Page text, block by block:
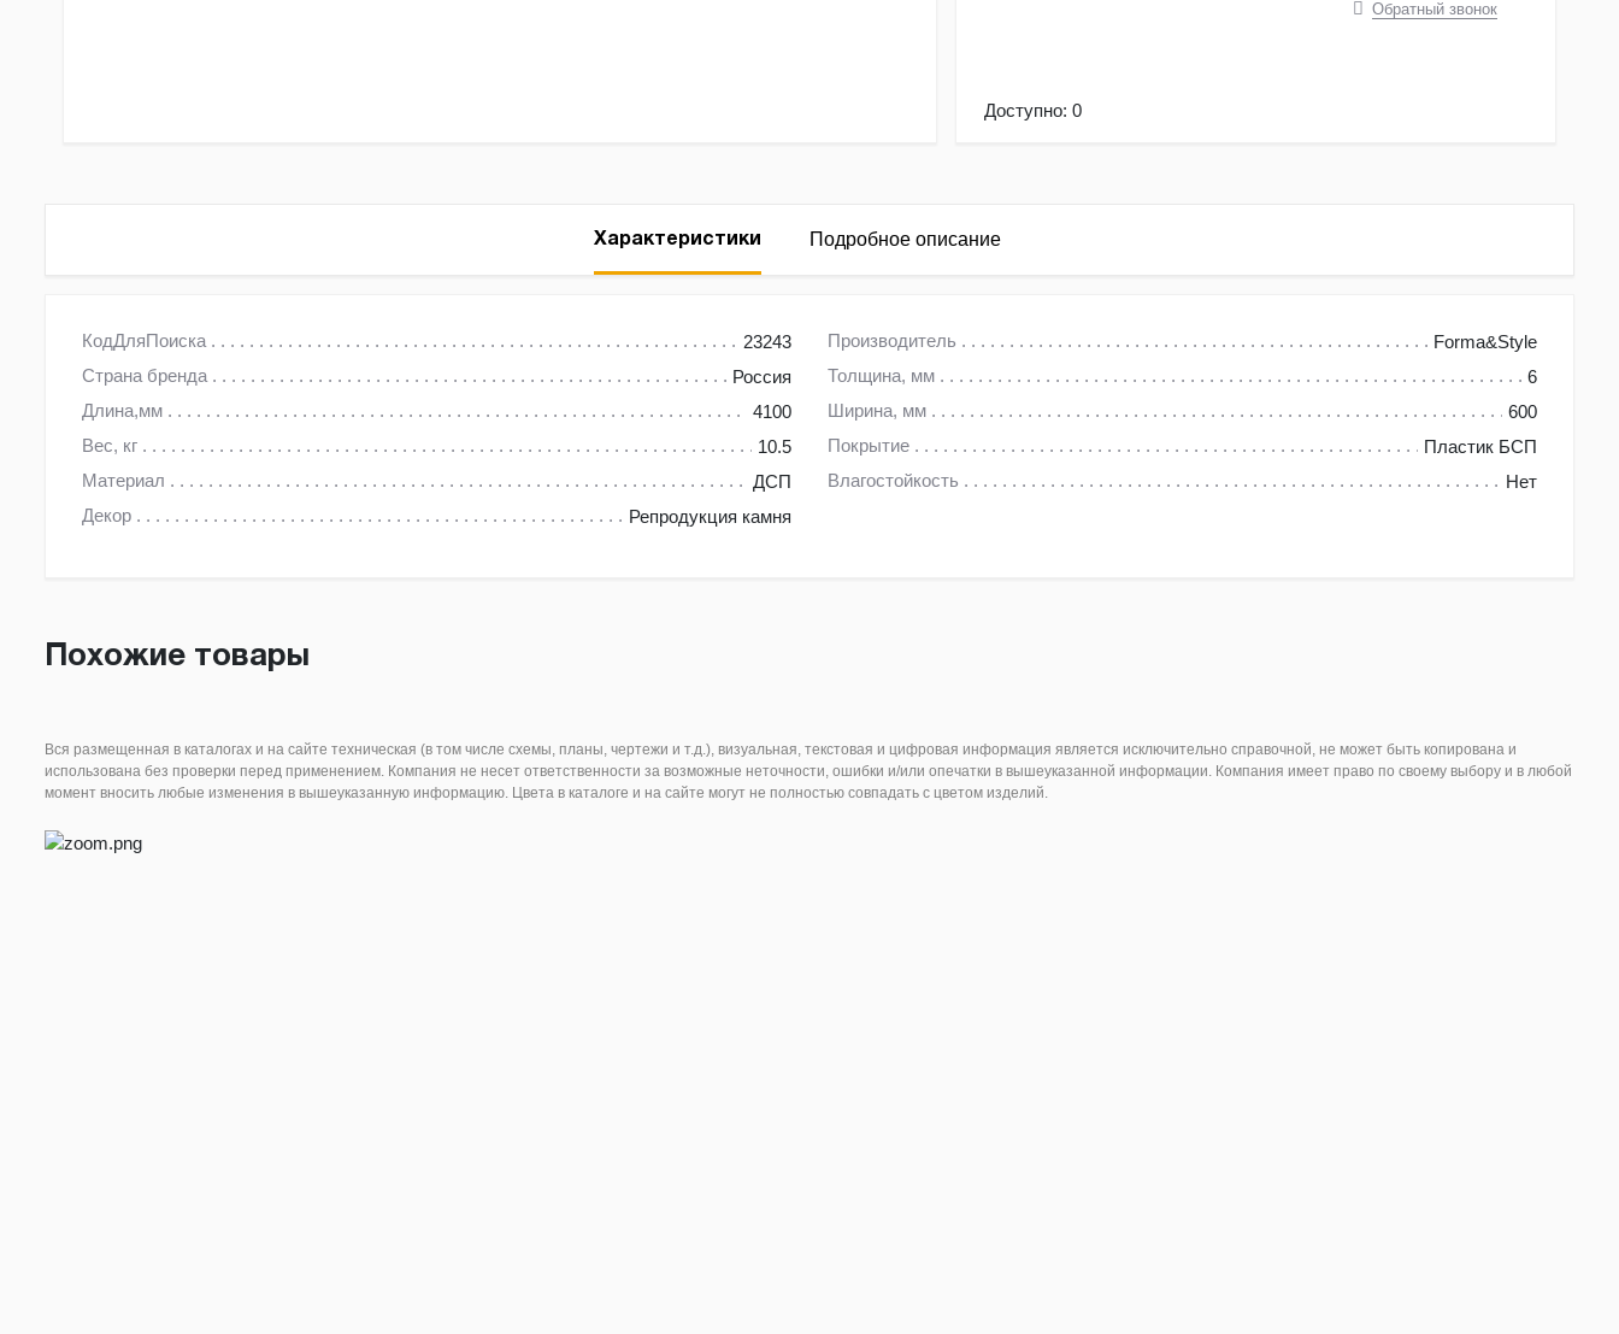
Обратный звонок
Доступно: 0
Характеристики Подробное описание
КодДляПоиска 23243 Производитель
Forma&Style
Страна бренда
Россия Толщина, мм
6
Длина,мм
4100 Ширина, мм
600
Вес, кг
10.5 Покрытие
Пластик БСП
Материал
ДСП Влагостойкость
Нет
Декор
Репродукция камня
Похожие товары
Вся размещенная в каталогах и на сайте техническая (в том числе схемы, планы, чертежи и т.д.), визуальная, текстовая и цифровая информация является исключительно справочной, не может быть копирована и
использована без проверки перед применением. Компания не несет ответственности за возможные неточности, ошибки и/или опечатки в вышеуказанной информации. Компания имеет право по своему выбору и в любой
момент вносить любые изменения в вышеуказанную информацию. Цвета в каталоге и на сайте могут не полностью совпадать с цветом изделий.